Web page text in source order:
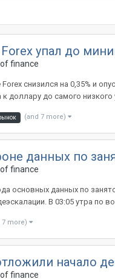
упал до
finance
снизился на 0,35% и
доллару до самого
(and 7 more)
данных по
finance
основных данных по
В 03:05 утра по
7 more)
начало
finance